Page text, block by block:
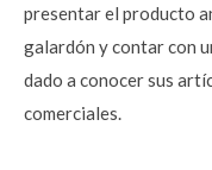
presentar el producto
galardón y contar con
dado a conocer sus
comerciales.